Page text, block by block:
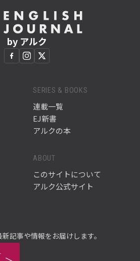
by アルク
SERIES & BOOKS
連載一覧
EJ新書
アルクの本
ABOUT
このサイトについて
アルク公式サイト
記事や情報をお届けします。